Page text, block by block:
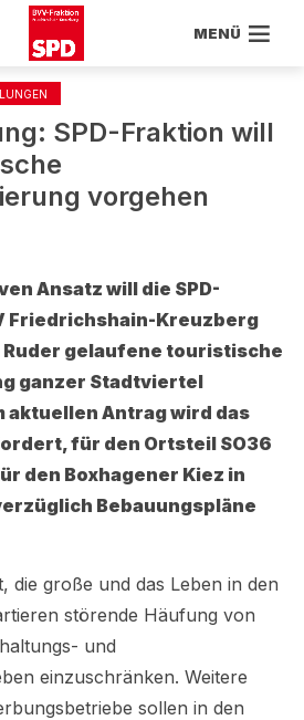
MENÜ
SPD-Fraktion will
vorgehen
Ansatz will die SPD-
Friedrichshain-Kreuzberg
Ruder gelaufene touristische
ganzer Stadtviertel
aktuellen Antrag wird das
für den Ortsteil SO36
den Boxhagener Kiez in
Bebauungspläne
die große und das Leben in den
störende Häu­fung von
und
einzuschränken. Weitere
sollen in den